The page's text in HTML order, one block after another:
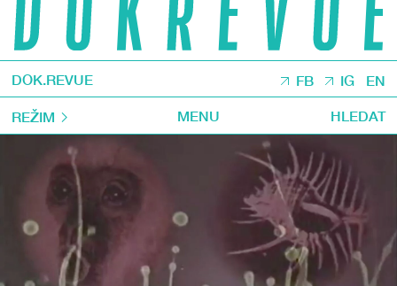
DOK.REVUE FB IG EN
REŽIM MENU HLEDAT